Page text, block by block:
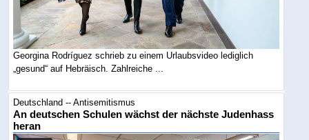
Georgina Rodríguez schrieb zu einem Urlaubsvideo lediglich
„gesund“ auf Hebräisch. Zahlreiche ...
Deutschland -- Antisemitismus
An deutschen Schulen wächst der nächste Judenhass
heran